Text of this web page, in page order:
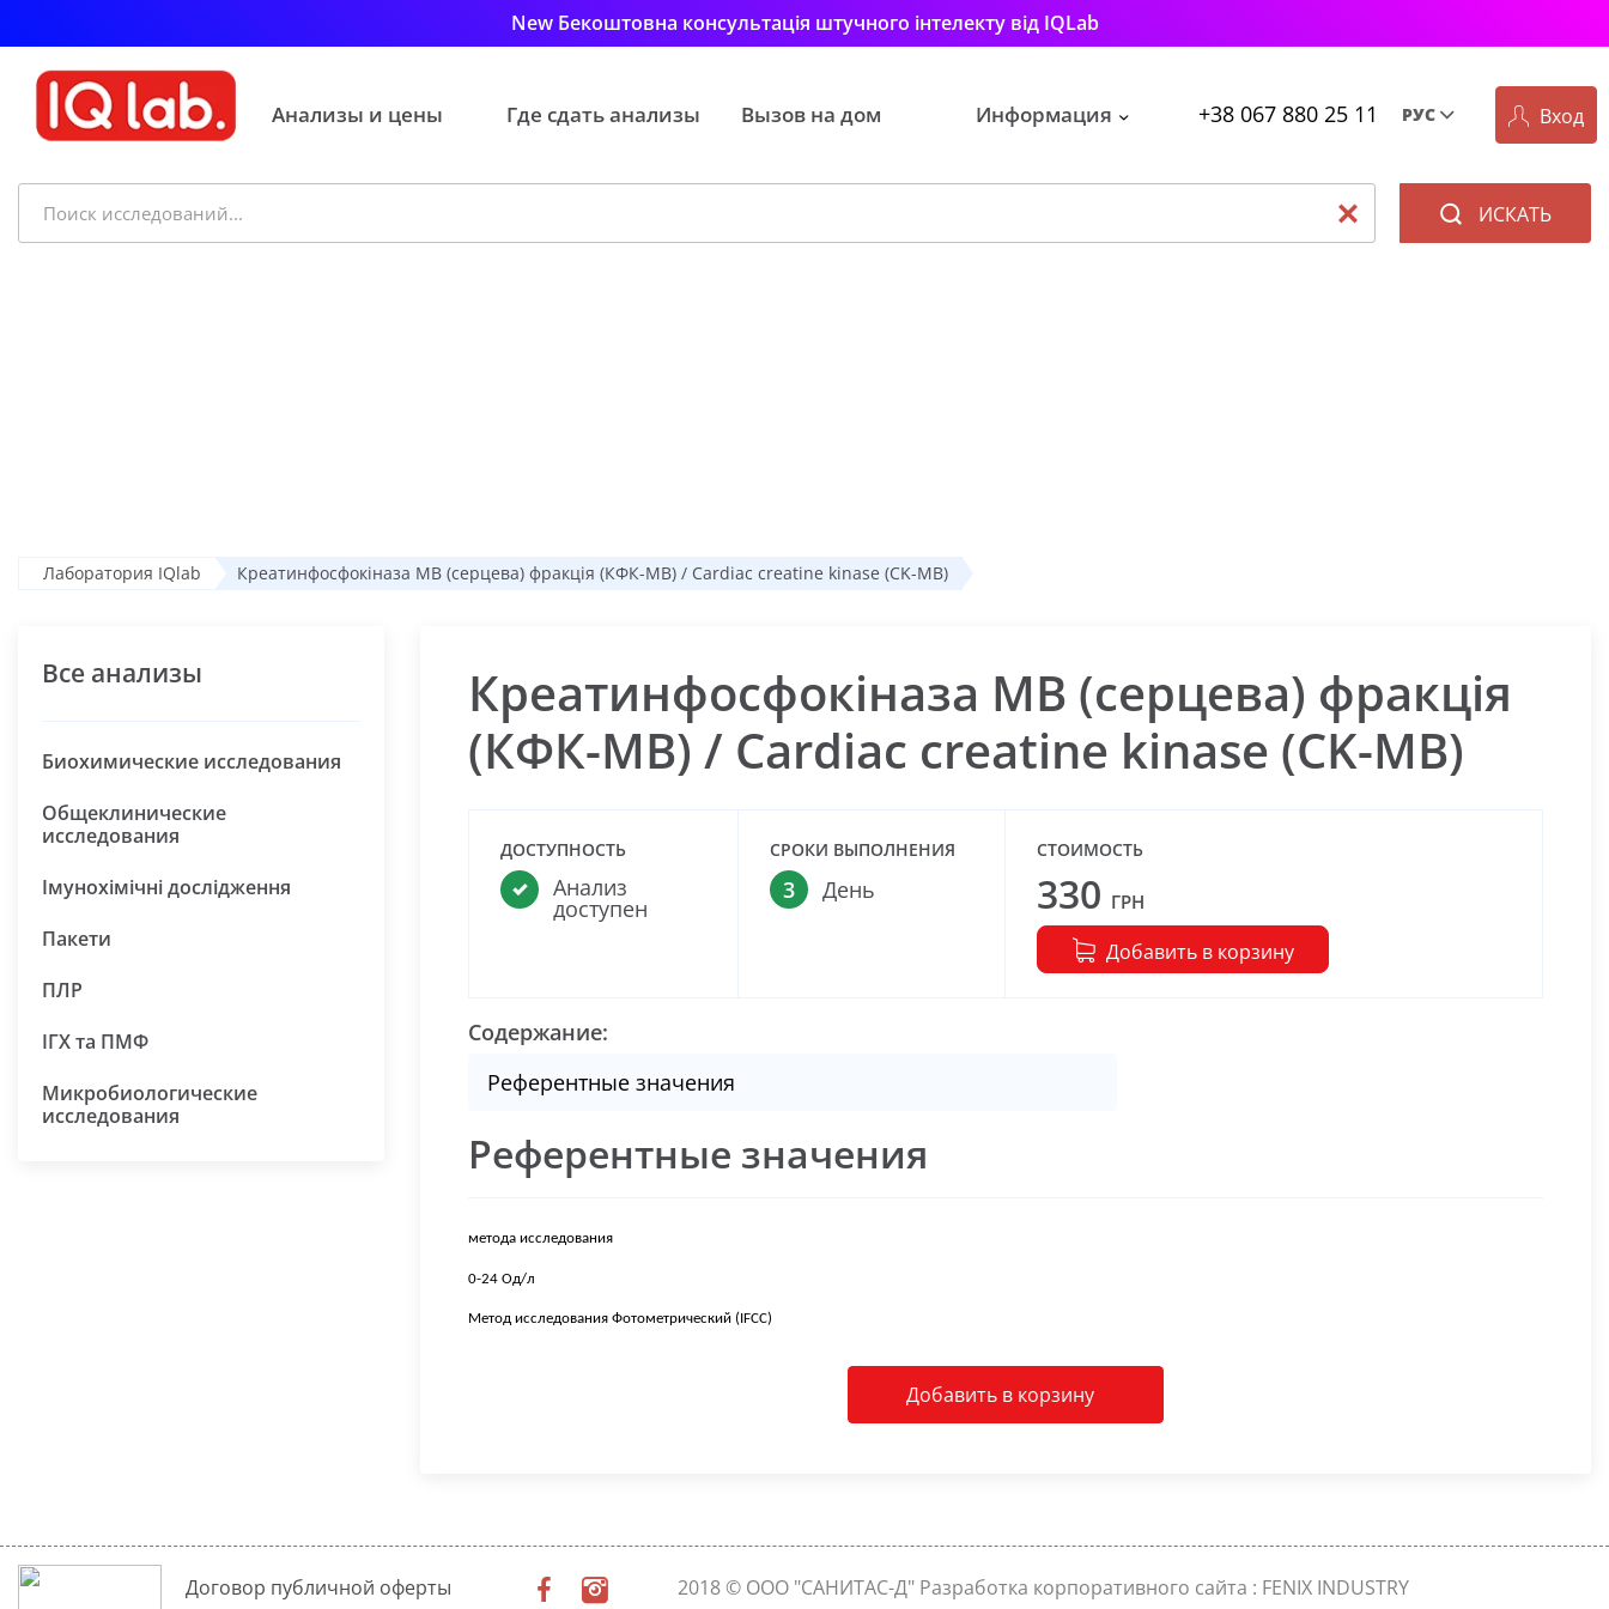
New Бекоштовна консультація штучного інтелекту від IQLab
Анализы и цены Где сдать анализы Вызов на дом Информация +38 067 880 25 11
РУС
Вход
ИСКАТЬ
Лаборатория IQlab Креатинфосфокіназа МВ (серцева) фракція (КФК-МВ) / Cardiac creatine kinase (CK-MB)
Все анализы
Биохимические исследования
Общеклинические
исследования
Імунохімічні дослідження
Пакети
ПЛР
ІГХ та ПМФ
Микробиологические
исследования
Креатинфосфокіназа МВ (серцева) фракція
(КФК-МВ) / Cardiac creatine kinase (CK-MB)
ДОСТУПНОСТЬ
Анализ
доступен
СРОКИ ВЫПОЛНЕНИЯ
3 День
СТОИМОСТЬ
330 ГРН
Добавить в корзину
Содержание:
Референтные значения
Референтные значения
метода исследования
0-24 Од/л
Метод исследования Фотометрический (IFCC)
Добавить в корзину
Договор публичной оферты 2018 © ООО "САНИТАС-Д" Разработка корпоративного сайта : FENIX INDUSTRY